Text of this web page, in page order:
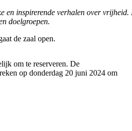
en inspirerende verhalen over
doelgroepen.
de zaal open.
om te reserveren. De
op donderdag 20 juni 2024 om